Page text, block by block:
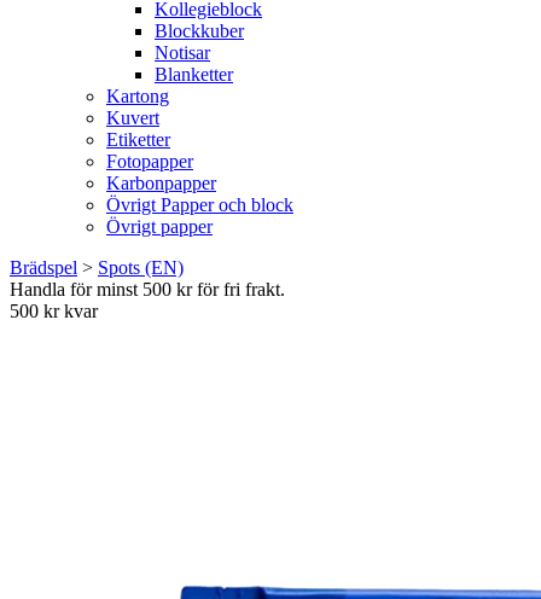
Kollegieblock
Blockkuber
Notisar
Blanketter
Kartong
Kuvert
Etiketter
Fotopapper
Karbonpapper
Övrigt Papper och block
Övrigt papper
Brädspel > Spots (EN)
Handla för minst 500 kr för fri frakt.
500 kr kvar